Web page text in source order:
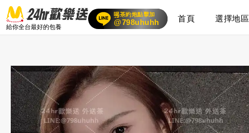
給你全台最好的包養
喝茶約炮點擊加
賴
24小時客服在線
@798uhuhh 首頁 選擇地區